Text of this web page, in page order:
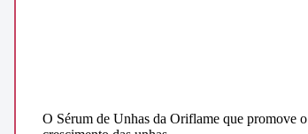
O Sérum de Unhas da Oriflame que promove o